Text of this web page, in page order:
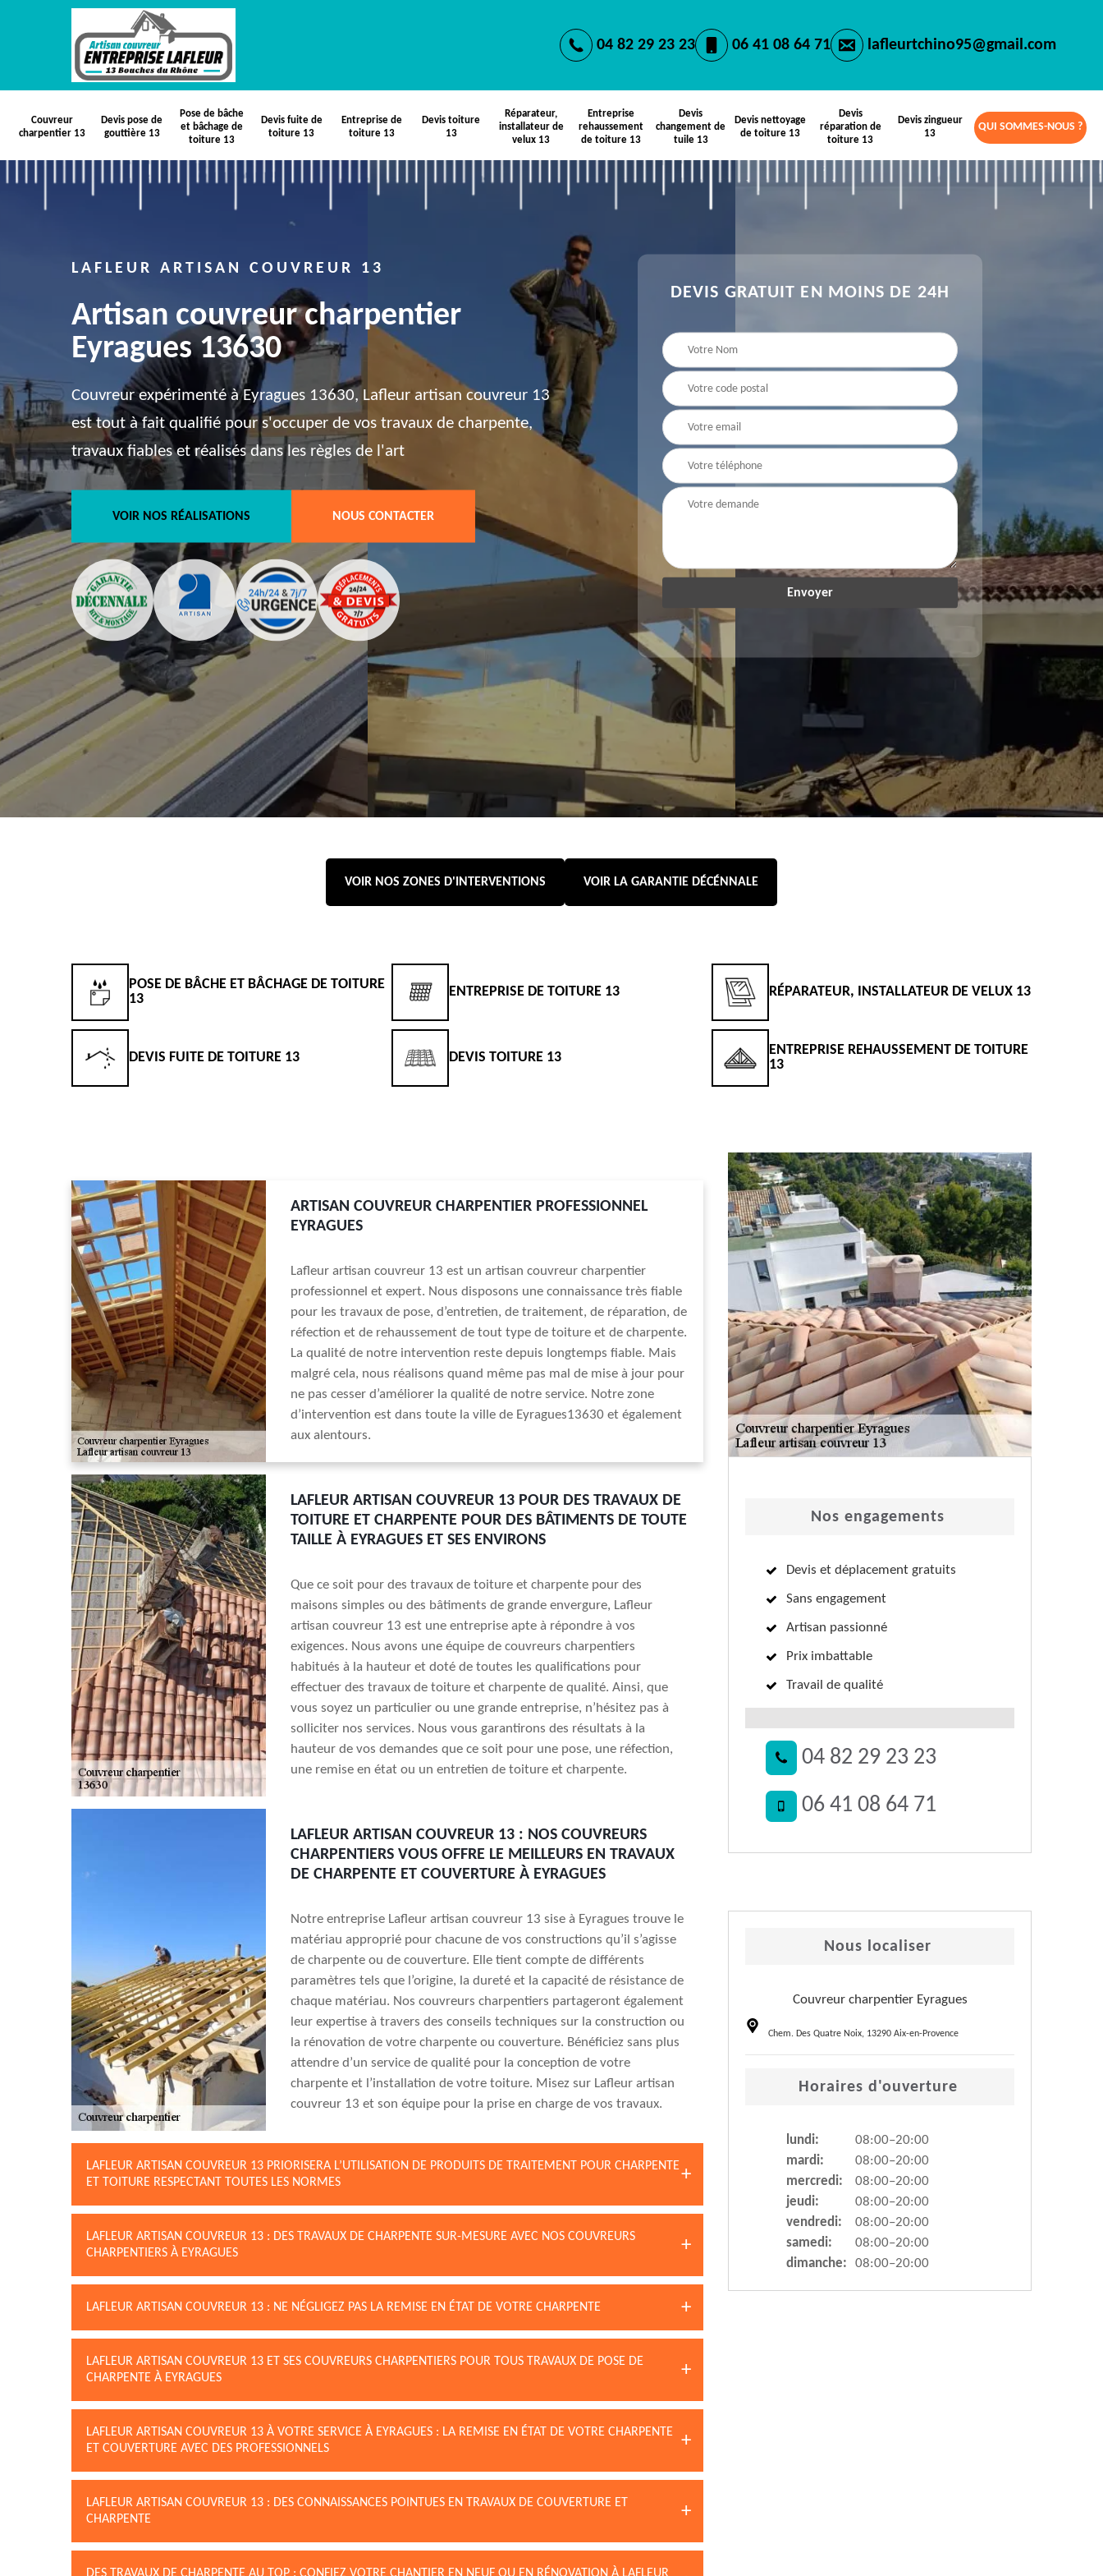
04 82 29 23 23 06 41 08 64 71 lafleurtchino95@gmail.com
Couvreur
charpentier 13
Devis pose de
gouttière 13
Pose de bâche
et bâchage de
toiture 13
Devis fuite de
toiture 13
Entreprise de
toiture 13
Devis toiture
13
Réparateur,
installateur de
velux 13
Entreprise
rehaussement
de toiture 13
Devis
changement de
tuile 13
Devis nettoyage
de toiture 13
Devis
réparation de
toiture 13
Devis zingueur
13
QUI SOMMES-NOUS ?
LAFLEUR ARTISAN COUVREUR 13
Artisan couvreur charpentier
Eyragues 13630
Couvreur expérimenté à Eyragues 13630, Lafleur artisan couvreur 13
est tout à fait qualifié pour s'occuper de vos travaux de charpente,
travaux fiables et réalisés dans les règles de l'art
VOIR NOS RÉALISATIONS NOUS CONTACTER
DEVIS GRATUIT EN MOINS DE 24H
VOIR NOS ZONES D'INTERVENTIONS VOIR LA GARANTIE DÉCÉNNALE
POSE DE BÂCHE ET BÂCHAGE DE TOITURE
13
DEVIS FUITE DE TOITURE 13
ENTREPRISE DE TOITURE 13
DEVIS TOITURE 13
RÉPARATEUR, INSTALLATEUR DE VELUX 13
ENTREPRISE REHAUSSEMENT DE TOITURE
13
ARTISAN COUVREUR CHARPENTIER PROFESSIONNEL
EYRAGUES
Lafleur artisan couvreur 13 est un artisan couvreur charpentier
professionnel et expert. Nous disposons une connaissance très fiable
pour les travaux de pose, d’entretien, de traitement, de réparation, de
réfection et de rehaussement de tout type de toiture et de charpente.
La qualité de notre intervention reste depuis longtemps fiable. Mais
malgré cela, nous réalisons quand même pas mal de mise à jour pour
ne pas cesser d’améliorer la qualité de notre service. Notre zone
d’intervention est dans toute la ville de Eyragues13630 et également
aux alentours.
LAFLEUR ARTISAN COUVREUR 13 POUR DES TRAVAUX DE
TOITURE ET CHARPENTE POUR DES BÂTIMENTS DE TOUTE
TAILLE À EYRAGUES ET SES ENVIRONS
Que ce soit pour des travaux de toiture et charpente pour des
maisons simples ou des bâtiments de grande envergure, Lafleur
artisan couvreur 13 est une entreprise apte à répondre à vos
exigences. Nous avons une équipe de couvreurs charpentiers
habitués à la hauteur et doté de toutes les qualifications pour
effectuer des travaux de toiture et charpente de qualité. Ainsi, que
vous soyez un particulier ou une grande entreprise, n’hésitez pas à
solliciter nos services. Nous vous garantirons des résultats à la
hauteur de vos demandes que ce soit pour une pose, une réfection,
une remise en état ou un entretien de toiture et charpente.
LAFLEUR ARTISAN COUVREUR 13 : NOS COUVREURS
CHARPENTIERS VOUS OFFRE LE MEILLEURS EN TRAVAUX
DE CHARPENTE ET COUVERTURE À EYRAGUES
Notre entreprise Lafleur artisan couvreur 13 sise à Eyragues trouve le
matériau approprié pour chacune de vos constructions qu’il s’agisse
de charpente ou de couverture. Elle tient compte de différents
paramètres tels que l’origine, la dureté et la capacité de résistance de
chaque matériau. Nos couvreurs charpentiers partageront également
leur expertise à travers des conseils techniques sur la construction ou
la rénovation de votre charpente ou couverture. Bénéficiez sans plus
attendre d’un service de qualité pour la conception de votre
charpente et l’installation de votre toiture. Misez sur Lafleur artisan
couvreur 13 et son équipe pour la prise en charge de vos travaux.
LAFLEUR ARTISAN COUVREUR 13 PRIORISERA L’UTILISATION DE PRODUITS DE TRAITEMENT POUR CHARPENTE
ET TOITURE RESPECTANT TOUTES LES NORMES
LAFLEUR ARTISAN COUVREUR 13 : DES TRAVAUX DE CHARPENTE SUR-MESURE AVEC NOS COUVREURS
CHARPENTIERS À EYRAGUES
LAFLEUR ARTISAN COUVREUR 13 : NE NÉGLIGEZ PAS LA REMISE EN ÉTAT DE VOTRE CHARPENTE
LAFLEUR ARTISAN COUVREUR 13 ET SES COUVREURS CHARPENTIERS POUR TOUS TRAVAUX DE POSE DE
CHARPENTE À EYRAGUES
LAFLEUR ARTISAN COUVREUR 13 À VOTRE SERVICE À EYRAGUES : LA REMISE EN ÉTAT DE VOTRE CHARPENTE
ET COUVERTURE AVEC DES PROFESSIONNELS
LAFLEUR ARTISAN COUVREUR 13 : DES CONNAISSANCES POINTUES EN TRAVAUX DE COUVERTURE ET
CHARPENTE
Nos engagements
Devis et déplacement gratuits
Sans engagement
Artisan passionné
Prix imbattable
Travail de qualité
04 82 29 23 23
06 41 08 64 71
Nous localiser
Couvreur charpentier Eyragues
Chem. Des Quatre Noix, 13290 Aix-en-Provence
Horaires d'ouverture
lundi:
08:00–20:00
mardi:
08:00–20:00
mercredi:
08:00–20:00
jeudi:
08:00–20:00
vendredi:
08:00–20:00
samedi:
08:00–20:00
dimanche:
08:00–20:00